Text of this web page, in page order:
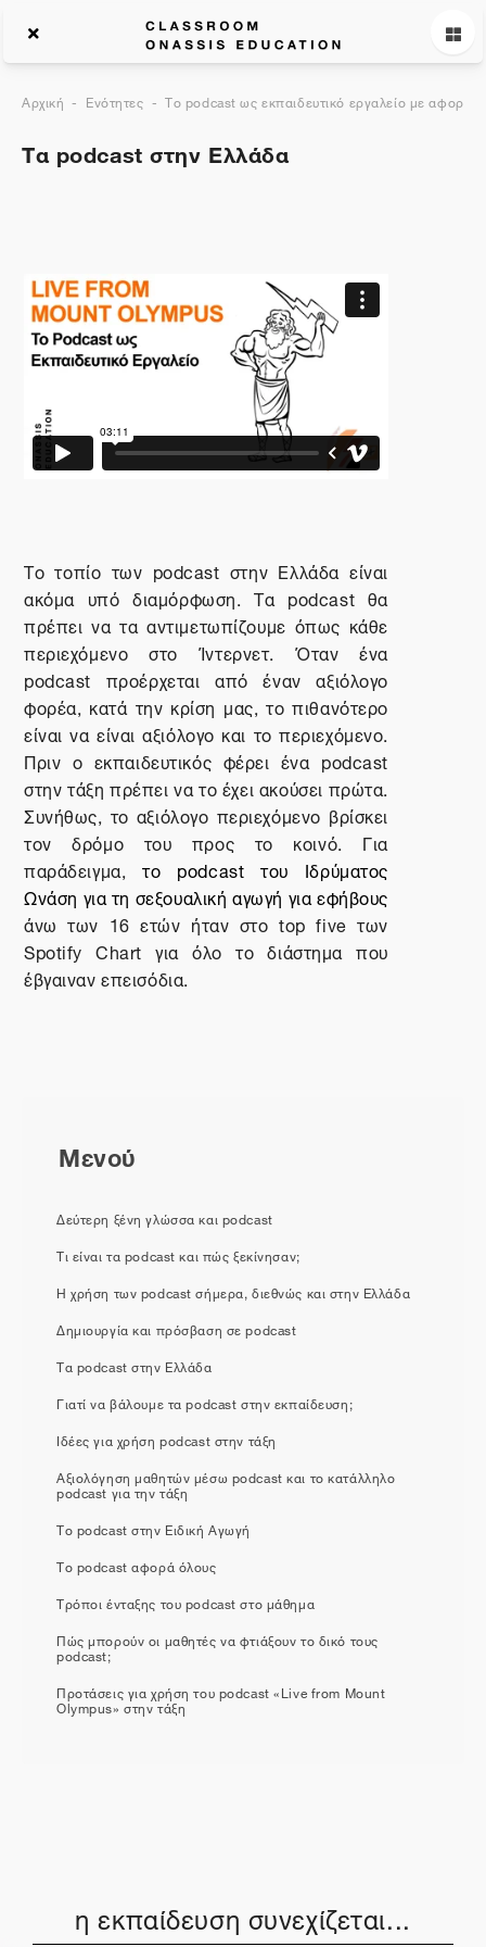
Αρχική Ενότητες Το podcast ως εκπαιδευτικό εργαλείο με
Τα podcast στην Ελλάδα
Το τοπίο των podcast στην Ελλάδα είναι
ακόμα υπό διαμόρφωση. Τα podcast θα
πρέπει να τα αντιμετωπίζουμε όπως κάθε
περιεχόμενο στο Ίντερνετ. Όταν ένα
podcast προέρχεται από έναν αξιόλογο
φορέα, κατά την κρίση μας, το πιθανότερο
είναι να είναι αξιόλογο και το περιεχόμενο.
Πριν ο εκπαιδευτικός φέρει ένα podcast
στην τάξη πρέπει να το έχει ακούσει πρώτα.
Συνήθως, το αξιόλογο περιεχόμενο βρίσκει
τον δρόμο του προς το κοινό. Για
παράδειγμα,το podcast του Ιδρύματος
Ωνάση για τη σεξουαλική αγωγή για εφήβους
άνω των 16 ετών ήταν στο top five των
Spotify Chart για όλο το διάστημα που
έβγαιναν επεισόδια.
Μενού
Δεύτερη ξένη γλώσσα και podcast
Τι είναι τα podcast και πώς ξεκίνησαν;
Η χρήση των podcast σήμερα, διεθνώς και στην Ελλάδα
Δημιουργία και πρόσβαση σε podcast
Τα podcast στην Ελλάδα
Γιατί να βάλουμε τα podcast στην εκπαίδευση;
Ιδέες για χρήση podcast στην τάξη
Αξιολόγηση μαθητών μέσω podcast και το κατάλληλο
podcast για την τάξη
Το podcast στην Ειδική Αγωγή
Το podcast αφορά όλους
Τρόποι ένταξης του podcast στο μάθημα
Πώς μπορούν οι μαθητές να φτιάξουν το δικό τους
podcast;
Προτάσεις για χρήση του podcast «Live from Mount
Olympus» στην τάξη
η εκπαίδευση συνεχίζεται...